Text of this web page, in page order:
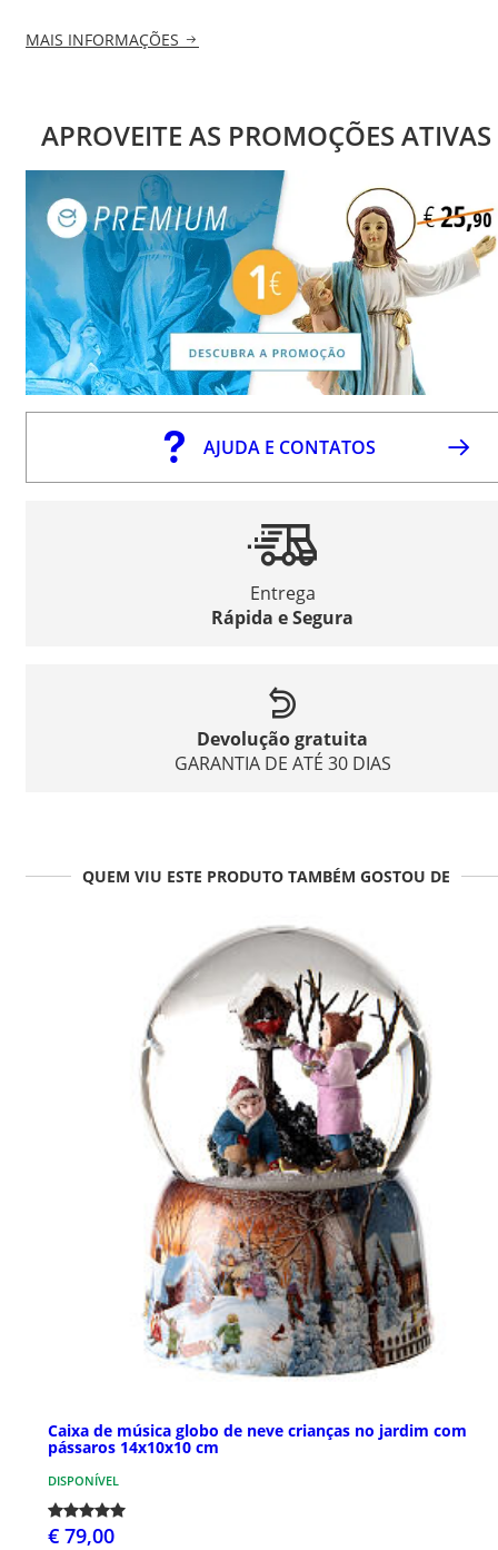
MAIS INFORMAÇÕES
APROVEITE AS PROMOÇÕES ATIVAS
AJUDA E CONTATOS
Entrega
Rápida e Segura
Devolução gratuita
GARANTIA DE ATÉ 30 DIAS
QUEM VIU ESTE PRODUTO TAMBÉM GOSTOU DE
Caixa de música globo de neve crianças no jardim com
pássaros 14x10x10 cm
DISPONÍVEL
€ 79,00